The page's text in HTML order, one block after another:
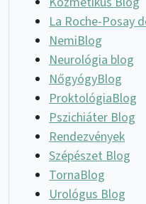
La Roche-Posay
NemiBlog
Neurológia blog
NőgyógyBlog
ProktológiaBlog
Pszichiáter Blog
Rendezvények
Szépészet Blog
TornaBlog
Urológus Blog